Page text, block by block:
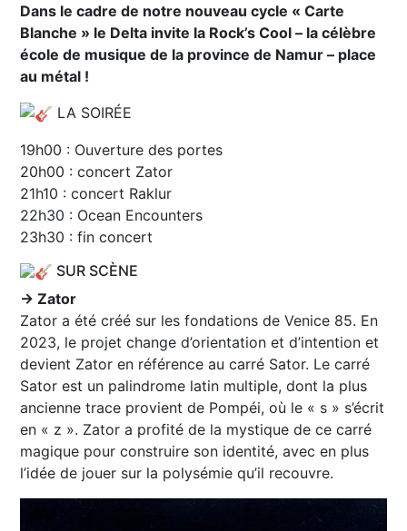
Dans le cadre de notre nouveau cycle « Carte
Blanche » le Delta invite la Rock’s Cool – la célèbre
école de musique de la province de Namur – place
au métal !
LA SOIRÉE
19h00 : Ouverture des portes
20h00 : concert Zator
21h10 : concert Raklur
22h30 : Ocean Encounters
23h30 : fin concert
SUR SCÈNE
→ Zator
Zator a été créé sur les fondations de Venice 85. En
2023, le projet change d’orientation et d’intention et
devient Zator en référence au carré Sator. Le carré
Sator est un palindrome latin multiple, dont la plus
ancienne trace provient de Pompéi, où le « s » s’écrit
en « z ». Zator a profité de la mystique de ce carré
magique pour construire son identité, avec en plus
l’idée de jouer sur la polysémie qu’il recouvre.